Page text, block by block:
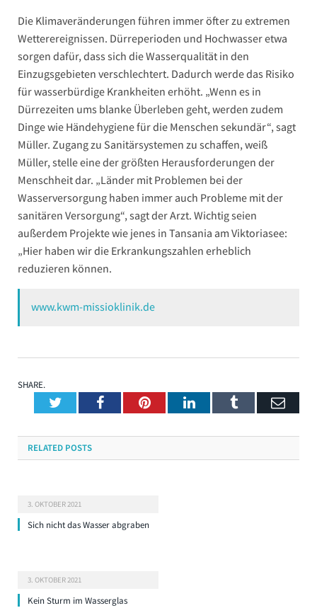
Die Klimaveränderungen führen immer öfter zu extremen
Wetterereignissen. Dürreperioden und Hochwasser etwa
sorgen dafür, dass sich die Wasserqualität in den
Einzugsgebieten verschlechtert. Dadurch werde das Risiko
für wasserbürdige Krankheiten erhöht. „Wenn es in
Dürrezeiten ums blanke Überleben geht, werden zudem
Dinge wie Händehygiene für die Menschen sekundär“, sagt
Müller. Zugang zu Sanitärsystemen zu schaffen, weiß
Müller, stelle eine der größten Herausforderungen der
Menschheit dar. „Länder mit Problemen bei der
Wasserversorgung haben immer auch Probleme mit der
sanitären Versorgung“, sagt der Arzt. Wichtig seien
außerdem Projekte wie jenes in Tansania am Viktoriasee:
„Hier haben wir die Erkrankungszahlen erheblich
reduzieren können.
www.kwm-missioklinik.de
SHARE.
TwitterFacebookPinterestLinkedInTumblr
RELATED POSTS
3. OKTOBER 2021
Sich nicht das Wasser abgraben
3. OKTOBER 2021
Kein Sturm im Wasserglas